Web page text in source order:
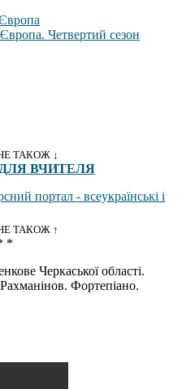
Четвертий сезон
ТАКОЖ ↓
ВЧИТЕЛЯ
ТАКОЖ ↑
*
Черкаської області.
Фортепіано.